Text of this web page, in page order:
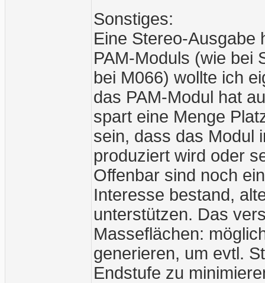
Sonstiges:
Eine Stereo-Ausgabe
PAM-Moduls (wie bei
bei M066) wollte ich
das PAM-Modul hat
spart eine Menge
sein, dass das Modul
produziert wird oder
Offenbar sind noch
Interesse bestand,
unterstützen. Das
Masseflächen:
generieren, um evtl.
Endstufe zu